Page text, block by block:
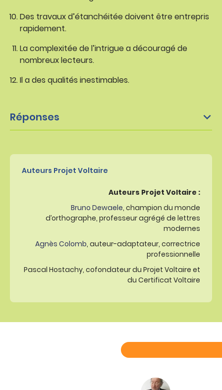
Des travaux d’étanchéitée doivent être entrepris
rapidement.
La complexitée de l’intrigue a découragé de
nombreux lecteurs.
Il a des qualités inestimables.
Réponses
Auteurs Projet Voltaire
Auteurs Projet Voltaire :
Bruno Dewaele, champion du monde
d’orthographe, professeur agrégé de lettres
modernes
Agnès Colomb, auteur-adaptateur, correctrice
professionnelle
Pascal Hostachy, cofondateur du Projet Voltaire et
du Certificat Voltaire